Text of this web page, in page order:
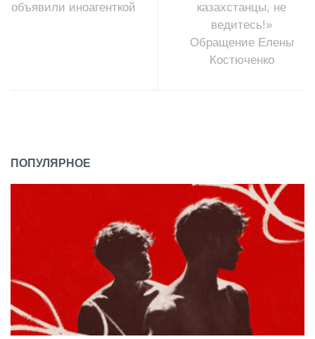
объявили иноагенткой
казахстанцы, не
ведитесь!»
Обращение Елены
Костюченко
ПОПУЛЯРНОЕ